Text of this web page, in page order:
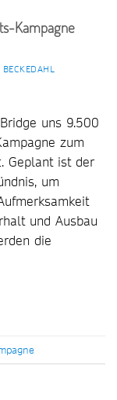
Kampagne
uns 9.500
zum
Geplant ist der
um
und Ausbau
die